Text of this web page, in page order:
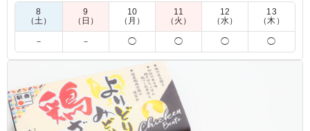
8
（土）
9
（日）
10
（月）
11
（火）
12
（水）
13
（木）
－ － ◯ ◯ ◯ ◯